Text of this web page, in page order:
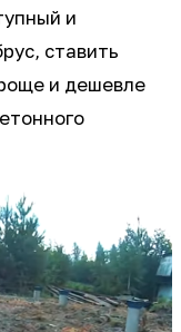
и
ставить
и дешевле